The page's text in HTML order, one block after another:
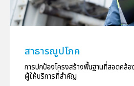
สาธารณูปโภค
การปกป้องโครงสร้างพื้นฐานที่สอดคล้
ผู้ให้บริการที่สำคัญ